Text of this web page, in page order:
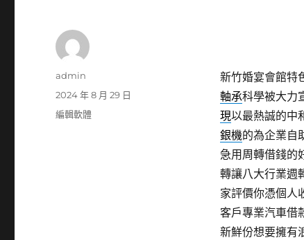
新竹婚宴會館特
軸承科學被大力
現以最熱誠的中
銀機的為企業自
急用周轉借錢的
轉讓八大行業週
家評價你憑個人
客戶專業汽車借
新鮮份想要擁有
作
admin
發
佈
2024 年 8 月 29 日
分
編輯軟體